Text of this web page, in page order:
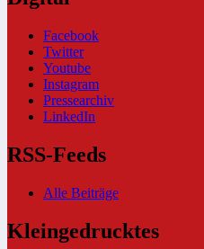
Facebook
Twitter
Youtube
Instagram
Pressearchiv
LinkedIn
RSS-Feeds
Alle Beiträge
Kleingedrucktes